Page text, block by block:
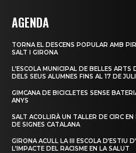
AGENDA
TORNA EL DESCENS POPULAR AMB
SALT I GIRONA
L’ESCOLA MUNICIPAL DE BELLES ARTS
DELS SEUS ALUMNES FINS AL 17 DE
GIMCANA DE BICICLETES SENSE
ANYS
SALT ACOLLIRÀ UN TALLER DE CIRC
DE SIGNES CATALANA
GIRONA ACULL LA III ESCOLA D’ESTIU
L’IMPACTE DEL RACISME EN LA SALUT